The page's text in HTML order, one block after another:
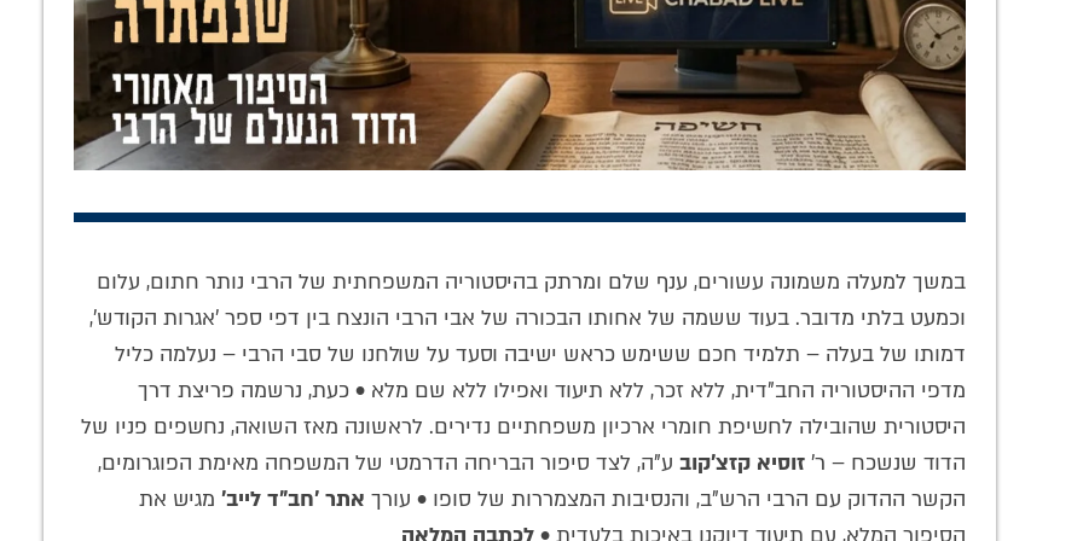
במשך למעלה משמונה עשורים, ענף שלם ומרתק בהיסטוריה המשפחתית של הרבי נותר חתום, עלום
וכמעט בלתי מדובר. בעוד ששמה של אחותו הבכורה של אבי הרבי הונצח בין דפי ספר 'אגרות הקודש',
דמותו של בעלה – תלמיד חכם ששימש כראש ישיבה וסעד על שולחנו של סבי הרבי – נעלמה כליל
מדפי ההיסטוריה החב"דית, ללא זכר, ללא תיעוד ואפילו ללא שם מלא • כעת, נרשמה פריצת דרך
היסטורית שהובילה לחשיפת חומרי ארכיון משפחתיים נדירים. לראשונה מאז השואה, נחשפים פניו של
הדוד שנשכח – ר' זוסיא קזצ'קוב ע"ה, לצד סיפור הבריחה הדרמטי של המשפחה מאימת הפוגרומים,
הקשר ההדוק עם הרבי הרש"ב, והנסיבות המצמררות של סופו • עורך אתר 'חב"ד לייב' מגיש את
הסיפור המלא, עם תיעוד דיוקנו באיכות בלעדית • לכתבה המלאה
להשיב את הרוח:
לעבודת השם
להורדה
מיומנו של חסיד:
הרב טוביה בלוי ע"ה
חסידים הם משפחה
הסוד החסידי של
התפילה: האזינו
הרב דייטש
מתכוננים כראוי:
לתשעת הימים לפי